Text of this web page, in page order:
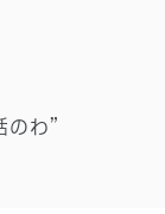
わ”